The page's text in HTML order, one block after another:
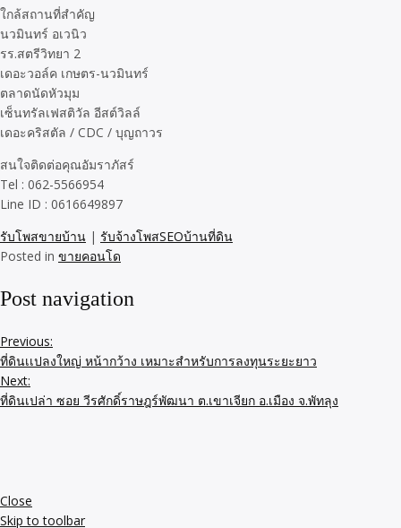
ใกล้สถานที่สำคัญ
นวมินทร์ อเวนิว
รร.สตรีวิทยา 2
เดอะวอล์ค เกษตร-นวมินทร์
ตลาดนัดหัวมุม
เซ็นทรัลเฟสติวัล อีสต์วิลล์
เดอะคริสตัล / CDC / บุญถาวร
สนใจติดต่อคุณอัมราภัสร์
Tel : 062-5566954
Line ID : 0616649897
รับโพสขายบ้าน | รับจ้างโพสSEOบ้านที่ดิน
Posted in ขายคอนโด
Post navigation
Previous:
ที่ดินเเปลงใหญ่ หน้ากว้าง เหมาะสำหรับการลงทุนระยะยาว
Next:
ที่ดินเปล่า ซอย วีรศักดิ์ราษฎร์พัฒนา ต.เขาเจียก อ.เมือง จ.พัทลุง
Close
Skip to toolbar